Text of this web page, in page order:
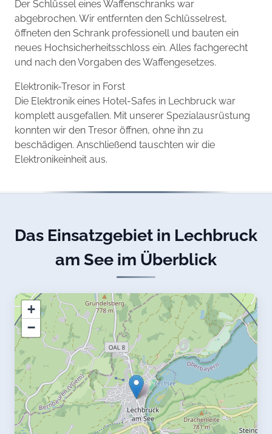
Der Schlüssel eines Waffenschranks war
abgebrochen. Wir entfernten den Schlüsselrest,
öffneten den Schrank professionell und bauten ein
neues Hochsicherheitsschloss ein. Alles fachgerecht
und nach den Vorgaben des Waffengesetzes.
Elektronik-Tresor in Forst
Die Elektronik eines Hotel-Safes in Lechbruck war
komplett ausgefallen. Mit unserer Spezialausrüstung
konnten wir den Tresor öffnen, ohne ihn zu
beschädigen. Anschließend tauschten wir die
Elektronikeinheit aus.
Das Einsatzgebiet in Lechbruck
am See im Überblick
+
−